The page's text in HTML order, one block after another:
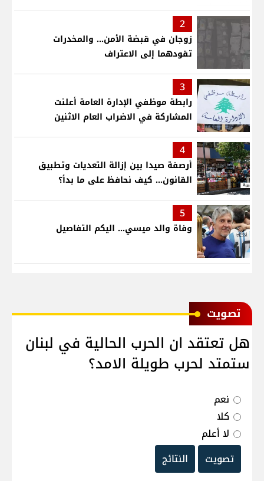
2
زوجان في قبضة الأمن... والمخدرات
تقودهما إلى الاعتراف
3
رابطة موظفي الإدارة العامة أعلنت
المشاركة في الاضراب العام الاثنين
4
أرصفة صيدا بين إزالة التعديات وتطبيق
القانون... كيف نحافظ على ما بدأ؟
5
وفاة والد ميسي... اليكم التفاصيل
ﺗﺼﻮﻳﺖ
هل تعتقد ان الحرب الحالية في لبنان
ستمتد لحرب طويلة الامد؟
نعم
كلا
لا أعلم
تصويت
النتائج